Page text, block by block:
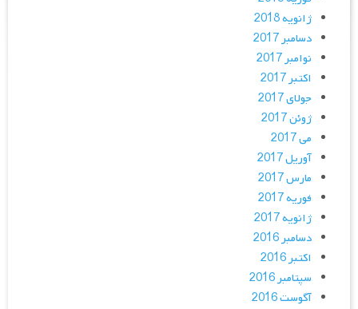
ژانویه 2018
دسامبر 2017
نوامبر 2017
اکتبر 2017
جولای 2017
ژوئن 2017
می 2017
آوریل 2017
مارس 2017
فوریه 2017
ژانویه 2017
دسامبر 2016
اکتبر 2016
سپتامبر 2016
آگوست 2016